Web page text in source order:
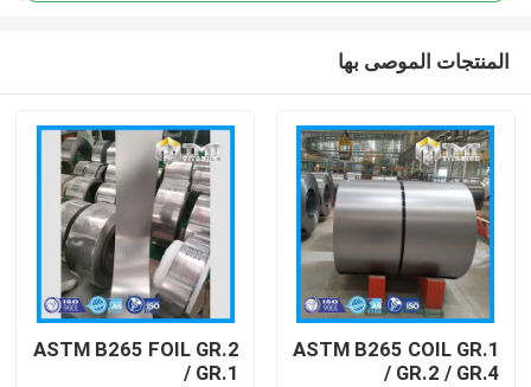
المنتجات الموصى بها
ASTM B265 COIL GR.1
/ GR.2 / GR.4
ASTM B265 FOIL GR.2
/ GR.1